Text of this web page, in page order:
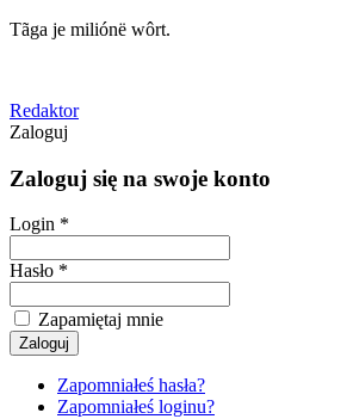
Tãga je miliónë wôrt.
Redaktor
Zaloguj
Zaloguj się na swoje konto
Login *
Hasło *
Zapamiętaj mnie
Zapomniałeś hasła?
Zapomniałeś loginu?